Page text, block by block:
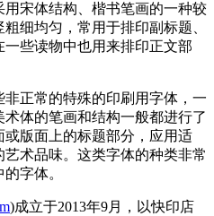
宋体结构、楷书笔画的一种较
细均匀，常用于排印副标题、
些读物中也用来排印正文部
正常的特殊的印刷用字体，一
体的笔画和结构一般都进行了
版面上的标题部分，应用适
术品味。这类字体的种类非常
字体。
)成立于2013年9月，以快印店